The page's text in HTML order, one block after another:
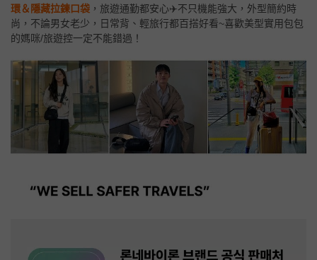
環＆隱藏拉鍊口袋 ，旅遊通勤都安心✈️不只機能強大，外型簡約時
尚，不論男女老少，日常背、輕旅行都百搭好看~喜歡美型實用包包
的媽咪/旅遊控一定不能錯過！